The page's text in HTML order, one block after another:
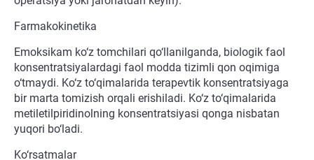
Farmakokinetika
Emoksikam ko‘z tomchilari qo‘llanilganda, biologik faol
konsentratsiyalardagi faol modda tizimli qon oqimiga
o‘tmaydi. Ko‘z to‘qimalarida terapevtik konsentratsiyaga
bir marta tomizish orqali erishiladi. Ko‘z to‘qimalarida
metiletilpiridinolning konsentratsiyasi qonga nisbatan
yuqori bo‘ladi.
Ko‘rsatmalar